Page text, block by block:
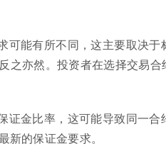
可能有所不同，这主要取决
之亦然。投资者在选择交易
证金比率，这可能导致同一
的保证金要求。